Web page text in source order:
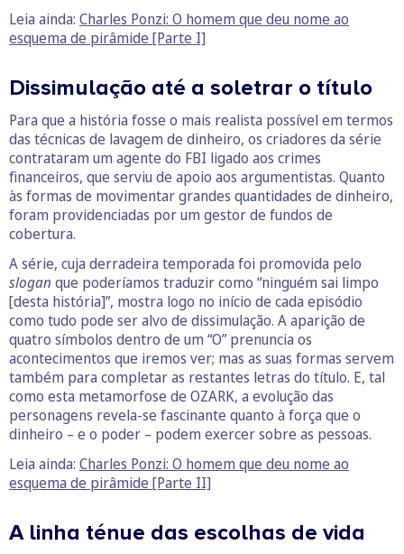
Leia ainda: Charles Ponzi: O homem que deu nome ao
esquema de pirâmide [Parte I]
Dissimulação até a soletrar o título
Para que a história fosse o mais realista possível em termos
das técnicas de lavagem de dinheiro, os criadores da série
contrataram um agente do FBI ligado aos crimes
financeiros, que serviu de apoio aos argumentistas. Quanto
às formas de movimentar grandes quantidades de dinheiro,
foram providenciadas por um gestor de fundos de
cobertura.
A série, cuja derradeira temporada foi promovida pelo
slogan que poderíamos traduzir como “ninguém sai limpo
[desta história]”, mostra logo no início de cada episódio
como tudo pode ser alvo de dissimulação. A aparição de
quatro símbolos dentro de um “O” prenuncia os
acontecimentos que iremos ver; mas as suas formas servem
também para completar as restantes letras do título. E, tal
como esta metamorfose de OZARK, a evolução das
personagens revela-se fascinante quanto à força que o
dinheiro – e o poder – podem exercer sobre as pessoas.
Leia ainda: Charles Ponzi: O homem que deu nome ao
esquema de pirâmide [Parte II]
A linha ténue das escolhas de vida